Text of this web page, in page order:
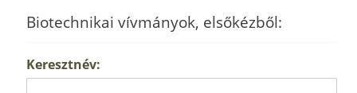
Biotechnikai vívmányok, elsőkézből:
Keresztnév: